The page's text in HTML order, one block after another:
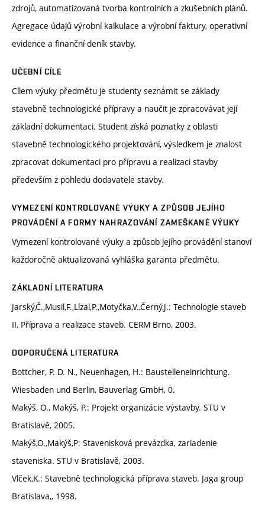
zdrojů, automatizovaná tvorba kontrolních a zkušebních plánů.
Agregace údajů výrobní kalkulace a výrobní faktury, operativní
evidence a finanční deník stavby.
UČEBNÍ CÍLE
Cílem výuky předmětu je studenty seznámit se základy
stavebně technologické přípravy a naučit je zpracovávat její
základní dokumentaci. Student získá poznatky z oblasti
stavebně technologického projektování, výsledkem je znalost
zpracovat dokumentaci pro přípravu a realizaci stavby
především z pohledu dodavatele stavby.
VYMEZENÍ KONTROLOVANÉ VÝUKY A ZPŮSOB JEJÍHO
PROVÁDĚNÍ A FORMY NAHRAZOVÁNÍ ZAMEŠKANÉ VÝUKY
Vymezení kontrolované výuky a způsob jejího provádění stanoví
každoročně aktualizovaná vyhláška garanta předmětu.
ZÁKLADNÍ LITERATURA
Jarský,Č.,Musil,F.,Lízal,P.,Motyčka,V.,Černý,J.: Technologie staveb
II, Příprava a realizace staveb. CERM Brno, 2003.
DOPORUČENÁ LITERATURA
Bottcher, P. D. N., Neuenhagen, H.: Baustelleneinrichtung.
Wiesbaden und Berlin, Bauverlag GmbH, 0.
Makýš, O., Makýš, P.: Projekt organizácie výstavby. STU v
Bratislavě, 2005.
Makýš,O.,Makýš,P: Stavenisková prevázdka, zariadenie
staveniska. STU v Bratislavě, 2003.
Vlček,K.: Stavebně technologická příprava staveb. Jaga group
Bratislava,, 1998.